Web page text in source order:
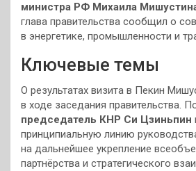
министра РФ Михаила
глава правительства сообщил о
в энергетике, промышленности и
Ключевые темы
О результатах визита в Пекин
в ходе заседания правительства.
председатель КНР Си Цзиньпин
принципиальную линию
на дальнейшее укрепление
партнёрства и стратегического